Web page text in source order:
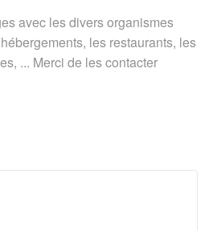
avec les divers organismes
les restaurants, les
... Merci de les contacter